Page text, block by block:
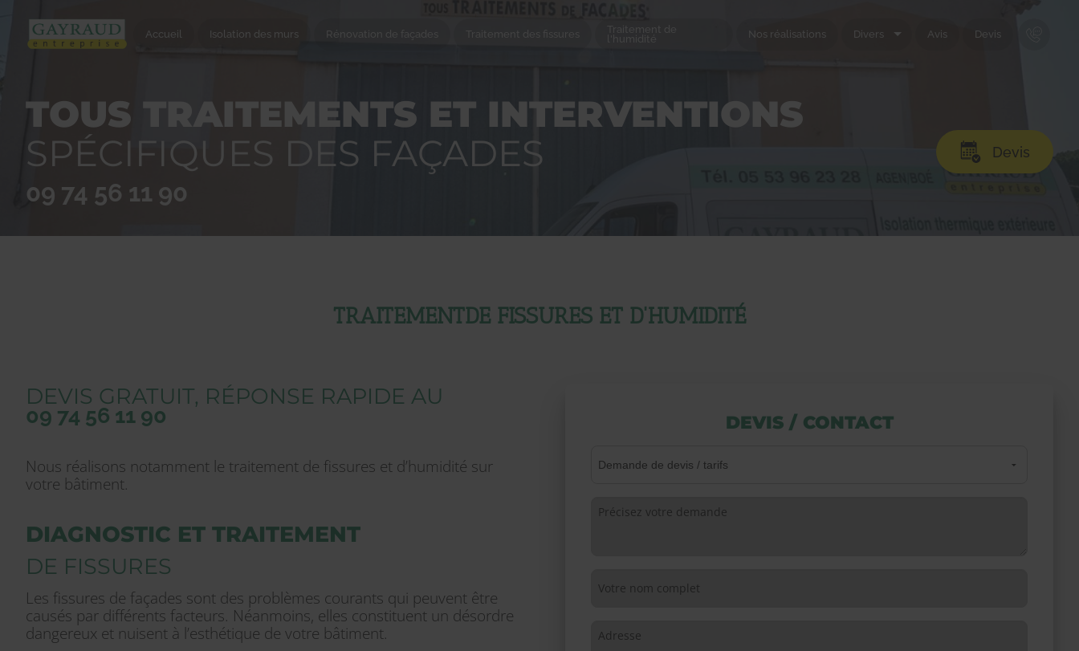
TOUS TRAITEMENTS ET INTERVENTIONS
SPÉCIFIQUES DES FAÇADES
09 74 56 11 90
Devis
Accueil Isolation des murs Rénovation de façades Nos réalisations Divers Avis Devis
TRAITEMENTDE FISSURES ET D'HUMIDITÉ
DEVIS GRATUIT, RÉPONSE RAPIDE AU
09 74 56 11 90
Nous réalisons notamment le traitement de fissures et d’humidité sur
votre bâtiment.
DIAGNOSTIC ET TRAITEMENT
DE FISSURES
Les fissures de façades sont des problèmes courants qui peuvent être
causés par différents facteurs. Néanmoins, elles constituent un désordre
dangereux et nuisent à l’esthétique de votre bâtiment.
DEVIS / CONTACT